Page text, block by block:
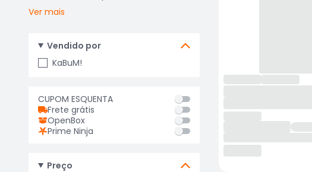
Ver mais
Vendido por
KaBuM!
CUPOM ESQUENTA
Frete grátis
OpenBox
Prime Ninja
Preço